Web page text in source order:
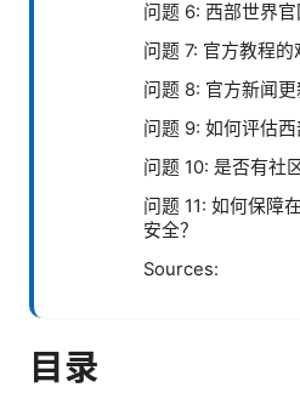
问题 6: 西部世界官
问题 7: 官方教程的
问题 8: 官方新闻更
问题 9: 如何评估西
问题 10: 是否有社
问题 11: 如何保障
安全？
Sources:
目录